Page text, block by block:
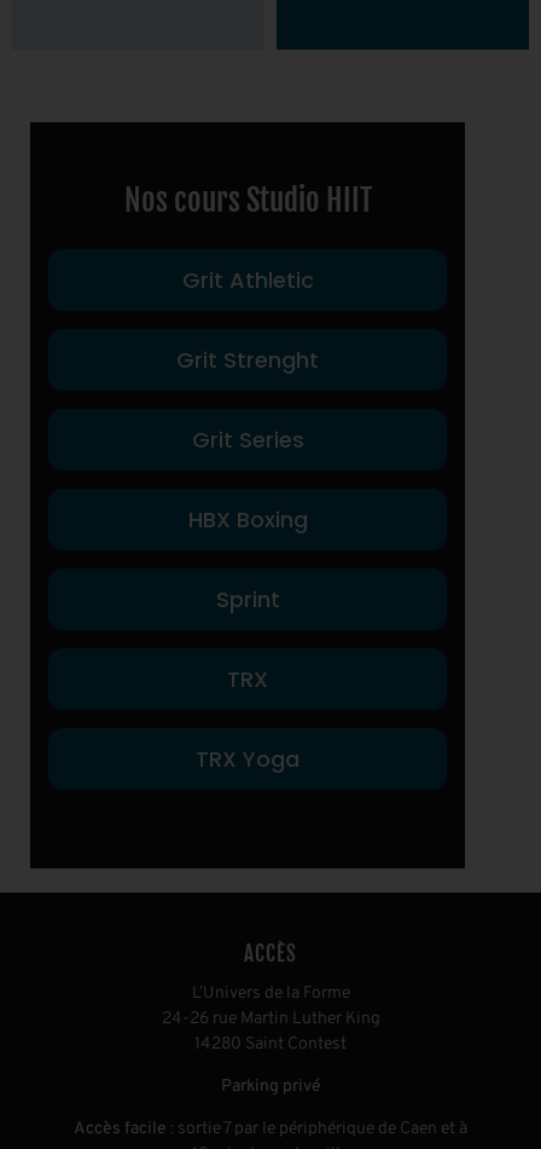
Nos cours Studio HIIT
Grit Athletic
Grit Strenght
Grit Series
HBX Boxing
Sprint
TRX
TRX Yoga
ACCÈS
L’Univers de la Forme
24-26 rue Martin Luther King
14280 Saint Contest
Parking privé
Accès facile : sortie 7 par le périphérique de Caen et à